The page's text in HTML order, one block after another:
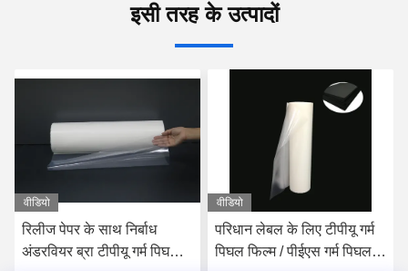
इसी तरह के उत्पादों
वीडियो
रिलीज पेपर के साथ निर्बाध
अंडरवियर ब्रा टीपीयू गर्म पिघल
वीडियो
परिधान लेबल के लिए टीपीयू गर्म
पिघल फिल्म / पीईएस गर्म पिघल